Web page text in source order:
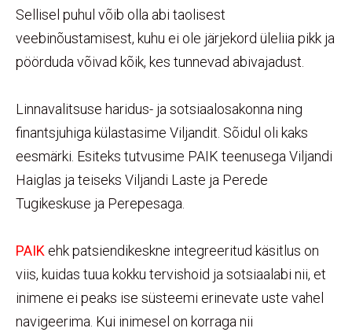
Sellisel puhul võib olla abi taolisest
veebinõustamisest, kuhu ei ole järjekord üleliia pikk ja
pöörduda võivad kõik, kes tunnevad abivajadust.
Linnavalitsuse haridus- ja sotsiaalosakonna ning
finantsjuhiga külastasime Viljandit. Sõidul oli kaks
eesmärki. Esiteks tutvusime PAIK teenusega Viljandi
Haiglas ja teiseks Viljandi Laste ja Perede
Tugikeskuse ja Perepesaga.
PAIK ehk patsiendikeskne integreeritud käsitlus on
viis, kuidas tuua kokku tervishoid ja sotsiaalabi nii, et
inimene ei peaks ise süsteemi erinevate uste vahel
navigeerima. Kui inimesel on korraga nii